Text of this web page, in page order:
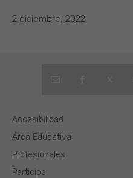
2 diciembre, 2022
Área Educativa
Profesionales
Participa
Accesibilidad